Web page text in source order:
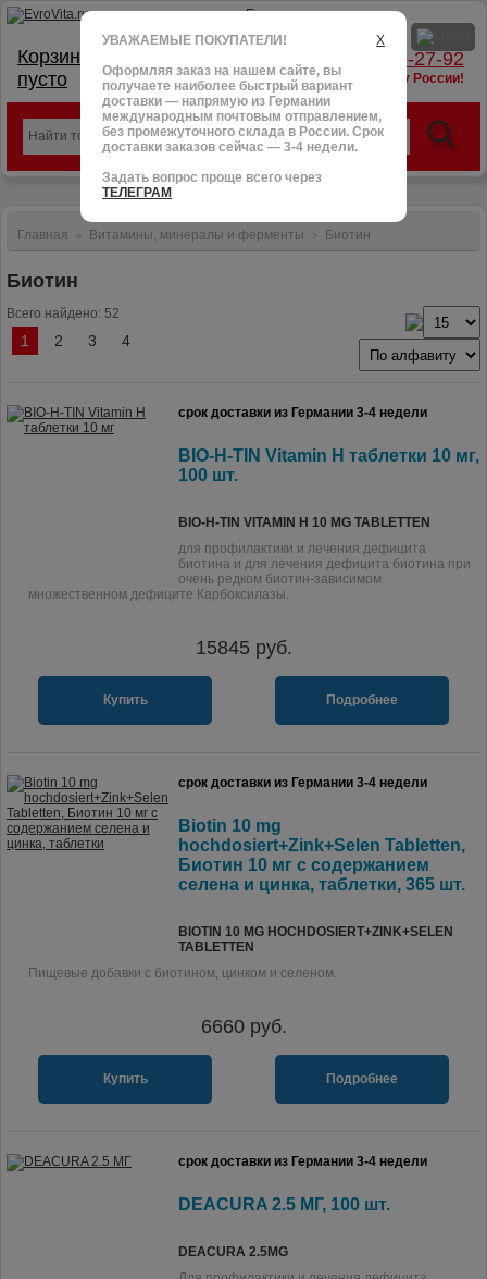
тел.: +7 (966) 095-27-92
доставим в любую точку России!
Корзина:
пусто
X
УВАЖАЕМЫЕ ПОКУПАТЕЛИ!
Оформляя заказ на нашем сайте, вы
получаете наиболее быстрый вариант
доставки — напрямую из Германии
международным почтовым отправлением,
без промежуточного склада в России. Срок
доставки заказов сейчас — 3-4 недели.
Задать вопрос проще всего через
ТЕЛЕГРАМ
Главная > Витамины, минералы и ферменты > Биотин
Биотин
Всего найдено: 52
1 2 3 4
срок доставки из Германии 3-4 недели
BIO-H-TIN Vitamin H таблетки 10 мг,
100 шт.
BIO-H-TIN VITAMIN H 10 MG TABLETTEN
для профилактики и лечения дефицита
биотина и для лечения дефицита биотина при
очень редком биотин-зависимом
множественном дефиците Карбоксилазы.
15845 руб.
Купить Подробнее
срок доставки из Германии 3-4 недели
Biotin 10 mg
hochdosiert+Zink+Selen Tabletten,
Биотин 10 мг с содержанием
селена и цинка, таблетки, 365 шт.
BIOTIN 10 MG HOCHDOSIERT+ZINK+SELEN
TABLETTEN
Пищевые добавки с биотином, цинком и селеном.
6660руб.
Купить Подробнее
срок доставки из Германии 3-4 недели
DEACURA 2.5 МГ, 100 шт.
DEACURA 2.5MG